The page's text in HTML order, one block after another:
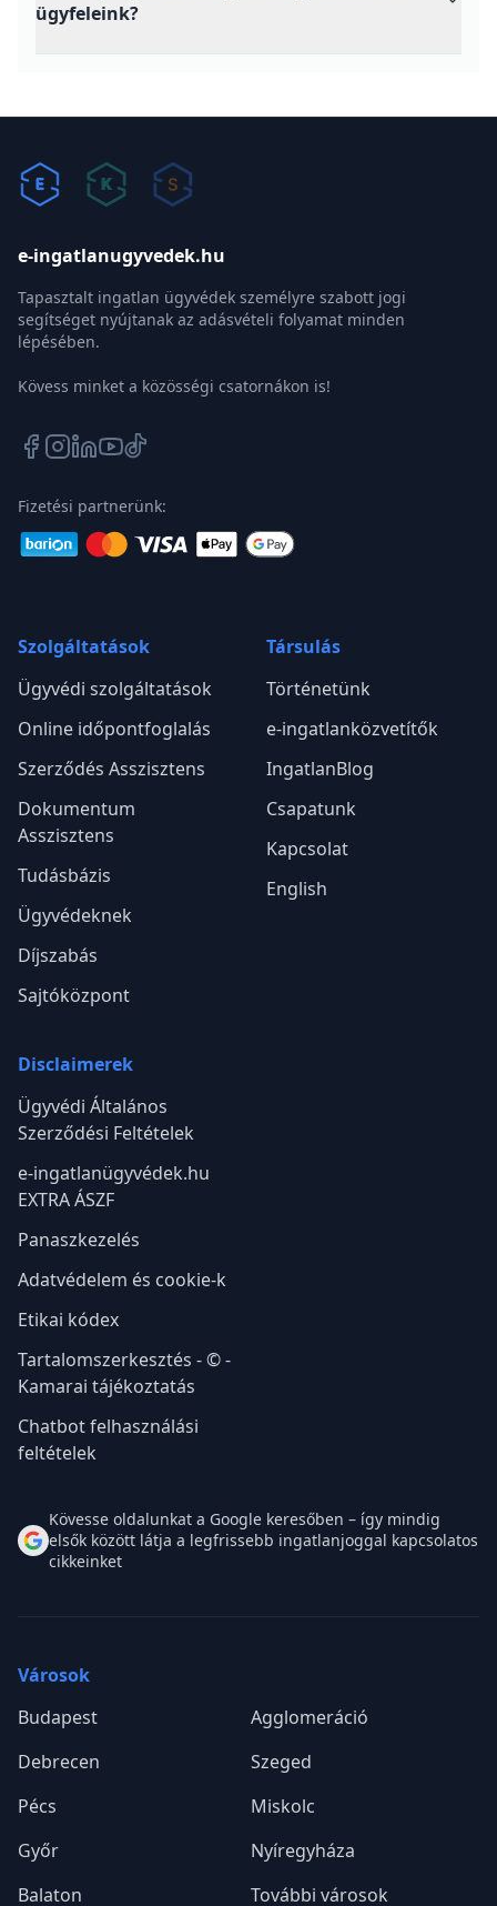
ügyfeleink?
e-ingatlanugyvedek.hu
Tapasztalt ingatlan ügyvédek személyre szabott jogi
segítséget nyújtanak az adásvételi folyamat minden
lépésében.
Kövess minket a közösségi csatornákon is!
Fizetési partnerünk:
Szolgáltatások
Ügyvédi szolgáltatások
Online időpontfoglalás
Szerződés Asszisztens
Dokumentum
Asszisztens
Tudásbázis
Ügyvédeknek
Díjszabás
Sajtóközpont
Társulás
Történetünk
e-ingatlanközvetítők
IngatlanBlog
Csapatunk
Kapcsolat
English
Disclaimerek
Ügyvédi Általános
Szerződési Feltételek
e-ingatlanügyvédek.hu
EXTRA ÁSZF
Panaszkezelés
Adatvédelem és cookie-k
Etikai kódex
Tartalomszerkesztés - © -
Kamarai tájékoztatás
Chatbot felhasználási
feltételek
Kövesse oldalunkat a Google keresőben – így mindig
elsők között látja a legfrissebb ingatlanjoggal kapcsolatos
cikkeinket
Városok
Budapest
Agglomeráció
Debrecen
Szeged
Pécs
Miskolc
Győr
Nyíregyháza
Balaton
További városok